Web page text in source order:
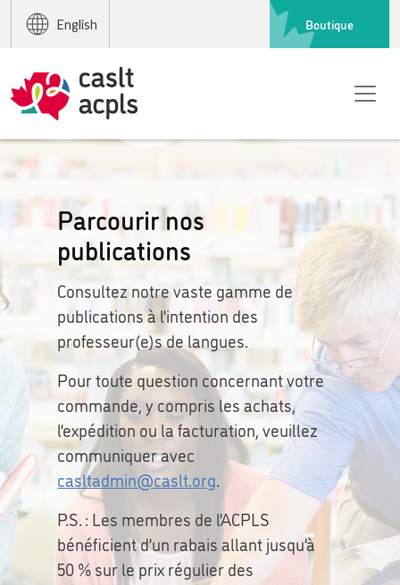
English Boutique
Parcourir nos
publications
Consultez notre vaste gamme de
publications à l’intention des
professeur(e)s de langues.
Pour toute question concernant votre
commande, y compris les achats,
l’expédition ou la facturation, veuillez
communiquer avec
casltadmin@caslt.org.
P.S. : Les membres de l’ACPLS
bénéficient d’un rabais allant jusqu’à
50 % sur le prix régulier des